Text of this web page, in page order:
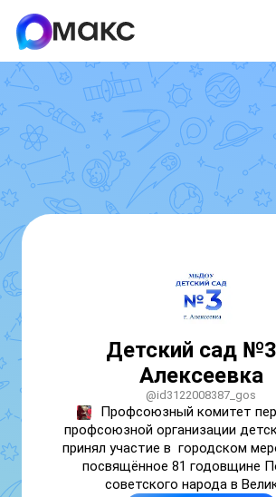
Детский сад №3
Алексеевка
@id3122008387_gos
Профсоюзный комитет
профсоюзной организации
принял участие в  городском
посвящённое 81 годовщине
советского народа в